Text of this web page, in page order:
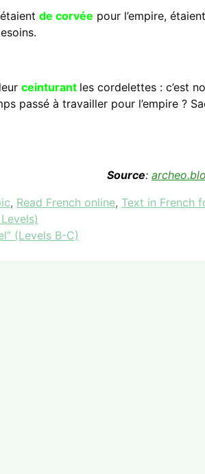
de corvée pour l’empire,
ceinturant les cordelettes : c’est
passé à travailler pour l’empire ?
Source:
, Read French online, Text in French
(Levels B-C)